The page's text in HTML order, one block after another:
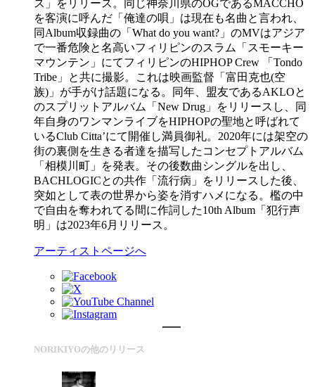
ス」をリリース。同じ神奈川県のOGであるMACCHO
を客演に呼んだ「俺達の唄」は現在も名曲と言われ、
同Album収録曲の「What do you want?」のMVはアジア
で一番危険と名高いフィリピンのスラム「スモーキー
マウンテン」にてフィリピンのHIPHOP Crew 「Tondo
Tribe」と共に撮影。これは映画監督「富田克也(空
族)」が手がけ話題になる。同年、盟友であるAKLOと
のスプリットアルバム「New Drug」をリリースし、同
年自身のワンマンライブをHIPHOPの聖地と呼ばれて
いるClub Citta’にて開催し満員御礼。2020年には架空の
街の裏側を生きる者達を描写したコンセプトアルバム
「相模川町」を発表。その後数曲シングルを出し、
BACHLOGICとの共作「流行病」をリリースした後、
突如として表の世界から姿を消すハメになる。檻の中
で自由を奪われてる間に作詞した10th Album「犯行声
明」は2023年6月リリース。
アーティストページへ
NORIKIYOの他のリリース